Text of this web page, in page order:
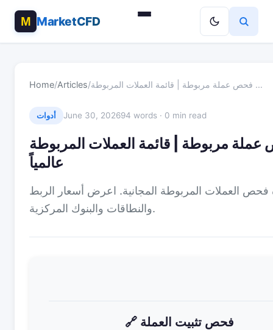
MarketCFD
Home/Articles/ فحص عملة مربوطة | قائمة العملات المربوطة …
أدوات June 30, 202694 words · 0 min read
مربوطة | قائمة العملات المربوطة
عالمياً
فحص العملات المربوطة المجانية. اعرض أسعار الربط
والنطاقات والبنوك المركزية.
🔗 فحص تثبيت العملة